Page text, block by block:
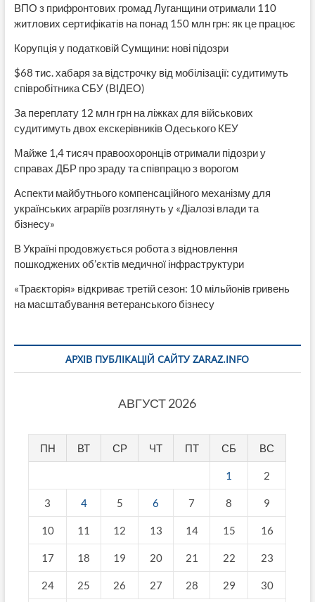
ВПО з прифронтових громад Луганщини отримали 110
житлових сертифікатів на понад 150 млн грн: як це працює
Корупція у податковій Сумщини: нові підозри
$68 тис. хабаря за відстрочку від мобілізації: судитимуть
співробітника СБУ (ВІДЕО)
За переплату 12 млн грн на ліжках для військових
судитимуть двох екскерівників Одеського КЕУ
Майже 1,4 тисяч правоохоронців отримали підозри у
справах ДБР про зраду та співпрацю з ворогом
Аспекти майбутнього компенсаційного механізму для
українських аграріїв розглянуть у «Діалозі влади та
бізнесу»
В Україні продовжується робота з відновлення
пошкоджених об’єктів медичної інфраструктури
«Траєкторія» відкриває третій сезон: 10 мільйонів гривень
на масштабування ветеранського бізнесу
АРХІВ ПУБЛІКАЦІЙ САЙТУ ZARAZ.INFO
АВГУСТ 2026
ПН ВТ СР ЧТ ПТ СБ ВС
1 2
3 4 5 6 7 8 9
10 11 12 13 14 15 16
17 18 19 20 21 22 23
24 25 26 27 28 29 30